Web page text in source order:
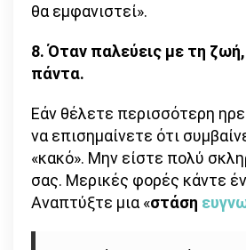
θα εμφανιστεί».
8. Όταν παλεύεις με τη
πάντα.
Εάν θέλετε περισσότερη
να επισημαίνετε ότι
«κακό». Μην είστε πολύ
σας. Μερικές φορές κάντε
Αναπτύξτε μια «στάση